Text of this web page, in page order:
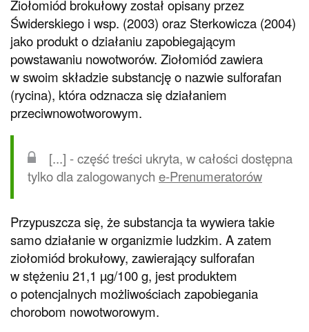
Ziołomiód brokułowy został opisany przez
Świderskiego i wsp. (2003) oraz Sterkowicza (2004)
jako produkt o działaniu zapobiegającym
powstawaniu nowotworów. Ziołomiód zawiera
w swoim składzie substancję o nazwie sulforafan
(rycina), która odznacza się działaniem
przeciwnowotworowym.
[...] - część treści ukryta, w całości dostępna
tylko dla zalogowanych e-Prenumeratorów
Przypuszcza się, że substancja ta wywiera takie
samo działanie w organizmie ludzkim. A zatem
ziołomiód brokułowy, zawierający sulforafan
w stężeniu 21,1 µg/100 g, jest produktem
o potencjalnych możliwościach zapobiegania
chorobom nowotworowym.